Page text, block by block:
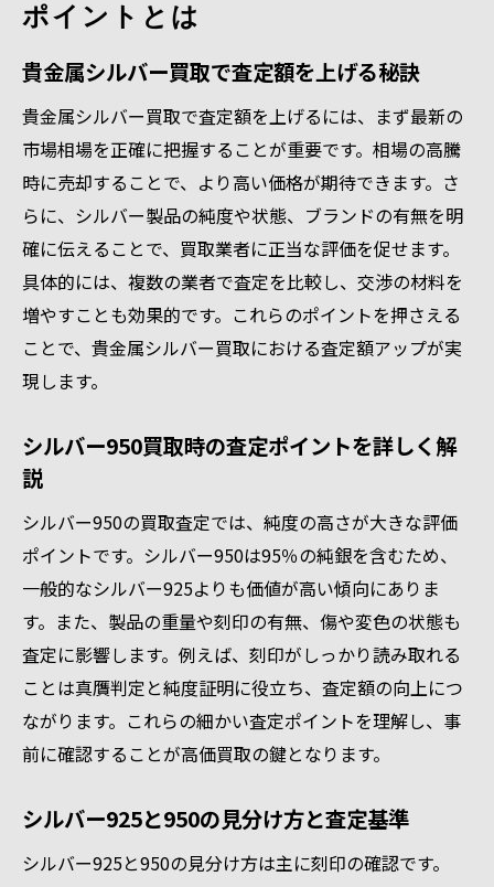
刻印や状態で査定額が変わる理由を知ろう
貴金属買取のリスクを減らすための知識
シルバー950を売るタイミングと相場の活用法
シルバー950買取でベストな売却時期を見極
める
貴金属シルバー買取のタイミング活用術
相場変動を活かして高額査定を目指す方法
シルバー925買取相場とも比較して売り時判
断
シルバー950買取で後悔しない売却のコツ
貴金属シルバー買取で納得の判断基準を持
つ
シルバー950買取の最終チェックポイント解
説
純度や刻印を重視した賢い査定方法まとめ
相場や買取値段から見る売却の決断法
シルバー950買取で後悔しないための注意点
括
ポイントとは
貴金属シルバー買取で査定額を上げる秘訣
貴金属シルバー買取で査定額を上げるには、まず最新の
市場相場を正確に把握することが重要です。相場の高騰
時に売却することで、より高い価格が期待できます。さ
らに、シルバー製品の純度や状態、ブランドの有無を明
確に伝えることで、買取業者に正当な評価を促せます。
具体的には、複数の業者で査定を比較し、交渉の材料を
増やすことも効果的です。これらのポイントを押さえる
ことで、貴金属シルバー買取における査定額アップが実
現します。
シルバー950買取時の査定ポイントを詳しく解
説
シルバー950の買取査定では、純度の高さが大きな評価
ポイントです。シルバー950は95％の純銀を含むため、
一般的なシルバー925よりも価値が高い傾向にありま
す。また、製品の重量や刻印の有無、傷や変色の状態も
査定に影響します。例えば、刻印がしっかり読み取れる
ことは真贋判定と純度証明に役立ち、査定額の向上につ
ながります。これらの細かい査定ポイントを理解し、事
前に確認することが高価買取の鍵となります。
シルバー925と950の見分け方と査定基準
シルバー925と950の見分け方は主に刻印の確認です。